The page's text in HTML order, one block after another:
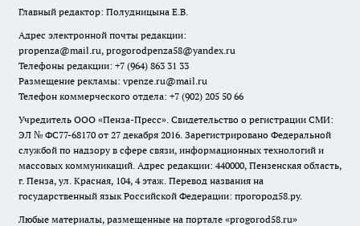
Главный редактор: Полудницына Е.В.
Адрес электронной почты редакции:
propenza@mail.ru, progorodpenza58@yandex.ru
Телефоны редакции: +7 (964) 863 31 33
Размещение рекламы: vpenze.ru@mail.ru
Телефон коммерческого отдела: +7 (902) 205 50 66
Учредитель ООО «Пенза-Пресс». Свидетельство о регистрации СМИ:
ЭЛ № ФС77-68170 от 27 декабря 2016. Зарегистрировано Федеральной
службой по надзору в сфере связи, информационных технологий и
массовых коммуникаций. Адрес редакции: 440000, Пензенская область,
г. Пенза, ул. Красная, 104, 4 этаж. Перевод названия на
государственный язык Российской Федерации: прогород58.ру.
Любые материалы, размещенные на портале «progorod58.ru»